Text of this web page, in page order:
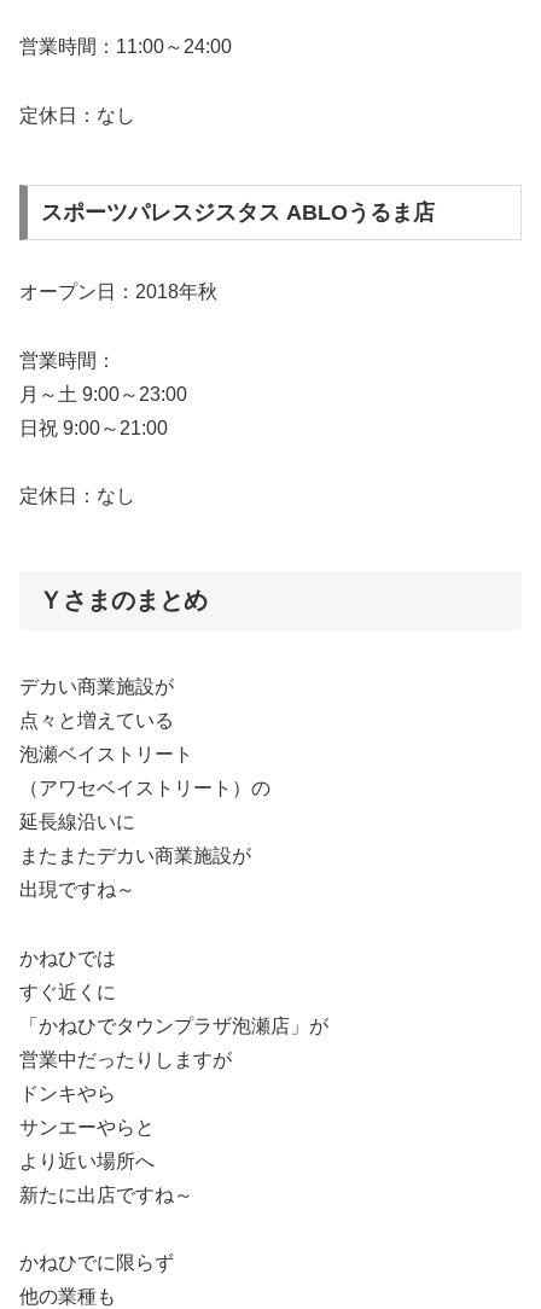
営業時間：11:00～24:00
定休日：なし
スポーツパレスジスタス ABLOうるま店
オープン日：2018年秋
営業時間：
月～土 9:00～23:00
日祝 9:00～21:00
定休日：なし
Ｙさまのまとめ
デカい商業施設が
点々と増えている
泡瀬ベイストリート
（アワセベイストリート）の
延長線沿いに
またまたデカい商業施設が
出現ですね～
かねひでは
すぐ近くに
「かねひでタウンプラザ泡瀬店」が
営業中だったりしますが
ドンキやら
サンエーやらと
より近い場所へ
新たに出店ですね～
かねひでに限らず
他の業種も